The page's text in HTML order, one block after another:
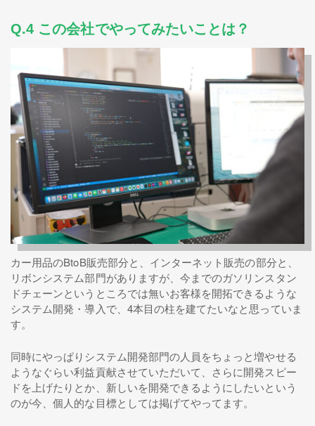
Q.4 この会社でやってみたいことは？
カー用品のBtoB販売部分と、インターネット販売の部分と、
リボンシステム部門がありますが、今までのガソリンスタン
ドチェーンというところでは無いお客様を開拓できるような
システム開発・導入で、4本目の柱を建てたいなと思っていま
す。
同時にやっぱりシステム開発部門の人員をちょっと増やせる
ようなぐらい利益貢献させていただいて、さらに開発スピー
ドを上げたりとか、新しいを開発できるようにしたいという
のが今、個人的な目標としては掲げてやってます。